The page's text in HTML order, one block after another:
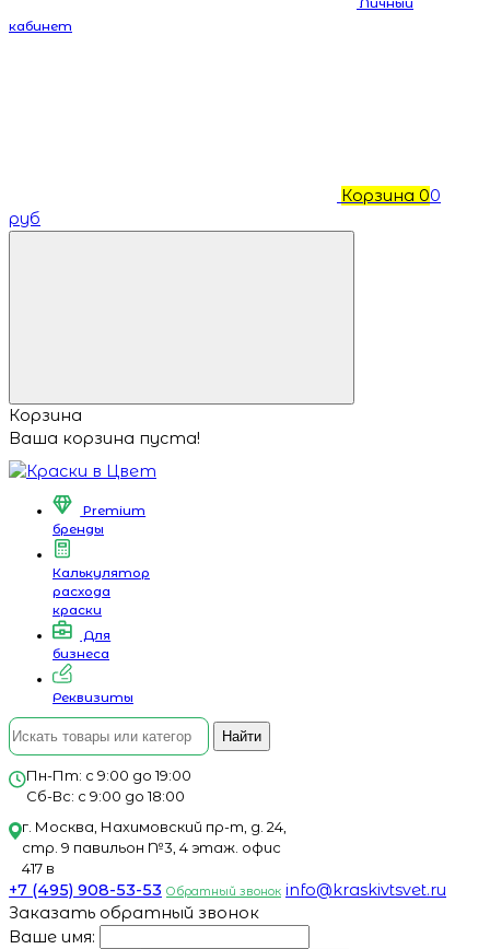
кабинет
Корзина 00
руб
Корзина
Ваша корзина пуста!
Premium
бренды
Калькулятор
расхода
краски
Для
бизнеса
Реквизиты
Найти
Пн-Пт: с 9:00 до 19:00
Сб-Вс: с 9:00 до 18:00
г. Москва, Нахимовский пр-т, д. 24,
стр. 9 павильон №3, 4 этаж. офис
417 в
+7 (495) 908-53-53 Обратный звонок info@kraskivtsvet.ru
Заказать обратный звонок
Ваше имя: